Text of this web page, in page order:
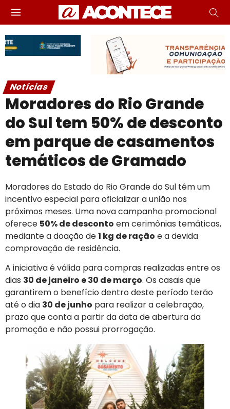
Notícias
Moradores do Rio Grande
do Sul tem 50% de desconto
em parque de casamentos
temáticos de Gramado
Moradores do Estado do Rio Grande do Sul têm um
incentivo especial para oficializar a união nos
próximos meses. Uma nova campanha promocional
oferece 50% de desconto em cerimônias temáticas,
mediante a doação de1 kg de ração e a devida
comprovação de residência.
A iniciativa é válida para compras realizadas entre os
dias 30 de janeiro e 30 de março. Os casais que
garantirem o benefício dentro deste período terão
até o dia 30 de junho para realizar a celebração,
prazo que conta a partir da data de abertura da
promoção e não possui prorrogação.